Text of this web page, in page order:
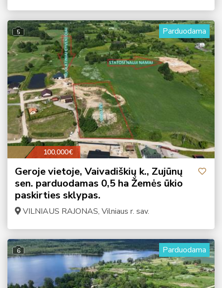
5 Parduodama
100,000€
Geroje vietoje, Vaivadiškių k., Zujūnų
sen. parduodamas 0,5 ha Žemės ūkio
paskirties sklypas.
VILNIAUS RAJONAS, Vilniaus r. sav.
6 Parduodama